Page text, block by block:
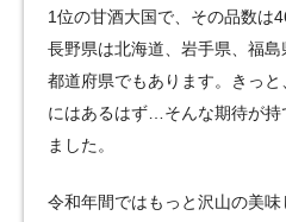
1位の甘酒大国で、その品数は
長野県は北海道、岩手県、福
都道府県でもあります。きっ
にはあるはず…そんな期待が持
ました。
令和年間ではもっと沢山の美